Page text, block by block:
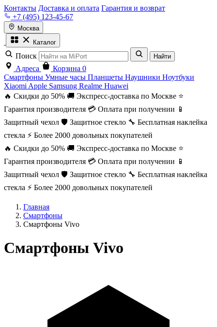
Контакты Доставка и оплата Гарантия и возврат
+7 (495) 123-45-67
Москва
Каталог
Поиск Найти
Адреса Корзина 0
Смартфоны Умные часы Планшеты Наушники Ноутбуки
Xiaomi Apple Samsung Realme Huawei
🔥 Скидки до 50% 🚚 Экспресс-доставка по Москве ⭐
Гарантия производителя 💳 Оплата при получении 📱
Защитный чехол 🛡️ Защитное стекло 🔧 Бесплатная наклейка
стекла ⚡ Более 2000 довольных покупателей
🔥 Скидки до 50% 🚚 Экспресс-доставка по Москве ⭐
Гарантия производителя 💳 Оплата при получении 📱
Защитный чехол 🛡️ Защитное стекло 🔧 Бесплатная наклейка
стекла ⚡ Более 2000 довольных покупателей
Главная
Смартфоны
Смартфоны Vivo
Смартфоны Vivo